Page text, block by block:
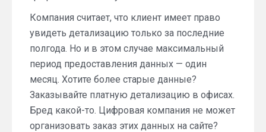
Компания считает, что клиент имеет право
увидеть детализацию только за последние
полгода. Но и в этом случае максимальный
период предоставления данных — один
месяц. Хотите более старые данные?
Заказывайте платную детализацию в офисах.
Бред какой-то. Цифровая компания не может
организовать заказ этих данных на сайте?